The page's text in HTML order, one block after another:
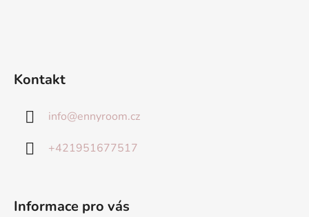
Kontakt
info@ennyroom.cz
+421951677517
Informace pro vás